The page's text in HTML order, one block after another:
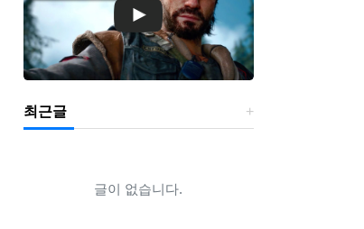
최근글
글이 없습니다.